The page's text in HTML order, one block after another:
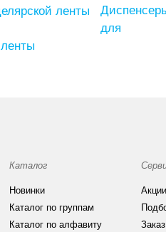
для
Каталог
Новинки
Каталог по группам
Каталог по алфавиту